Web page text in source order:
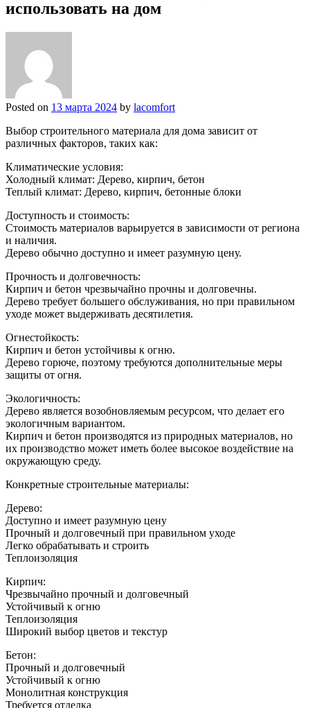
использовать на дом
Posted on 13 марта 2024 by lacomfort
Выбор строительного материала для дома зависит от
различных факторов, таких как:
Климатические условия:
Холодный климат: Дерево, кирпич, бетон
Теплый климат: Дерево, кирпич, бетонные блоки
Доступность и стоимость:
Стоимость материалов варьируется в зависимости от региона
и наличия.
Дерево обычно доступно и имеет разумную цену.
Прочность и долговечность:
Кирпич и бетон чрезвычайно прочны и долговечны.
Дерево требует большего обслуживания, но при правильном
уходе может выдерживать десятилетия.
Огнестойкость:
Кирпич и бетон устойчивы к огню.
Дерево горюче, поэтому требуются дополнительные меры
защиты от огня.
Экологичность:
Дерево является возобновляемым ресурсом, что делает его
экологичным вариантом.
Кирпич и бетон производятся из природных материалов, но
их производство может иметь более высокое воздействие на
окружающую среду.
Конкретные строительные материалы:
Дерево:
Доступно и имеет разумную цену
Прочный и долговечный при правильном уходе
Легко обрабатывать и строить
Теплоизоляция
Кирпич:
Чрезвычайно прочный и долговечный
Устойчивый к огню
Теплоизоляция
Широкий выбор цветов и текстур
Бетон:
Прочный и долговечный
Устойчивый к огню
Монолитная конструкция
Требуется отделка